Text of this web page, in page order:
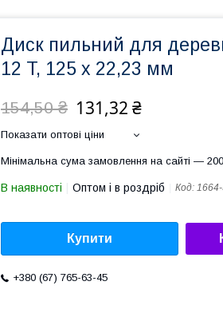
Диск пильний для
12 T, 125 x 22,23 мм
154,50 ₴ 131,32 ₴
Показати оптові ціни
Мінімальна сума замовлення на сайті —
В наявності Оптом і в роздріб Код:
Купити
+380 (67) 765-63-45